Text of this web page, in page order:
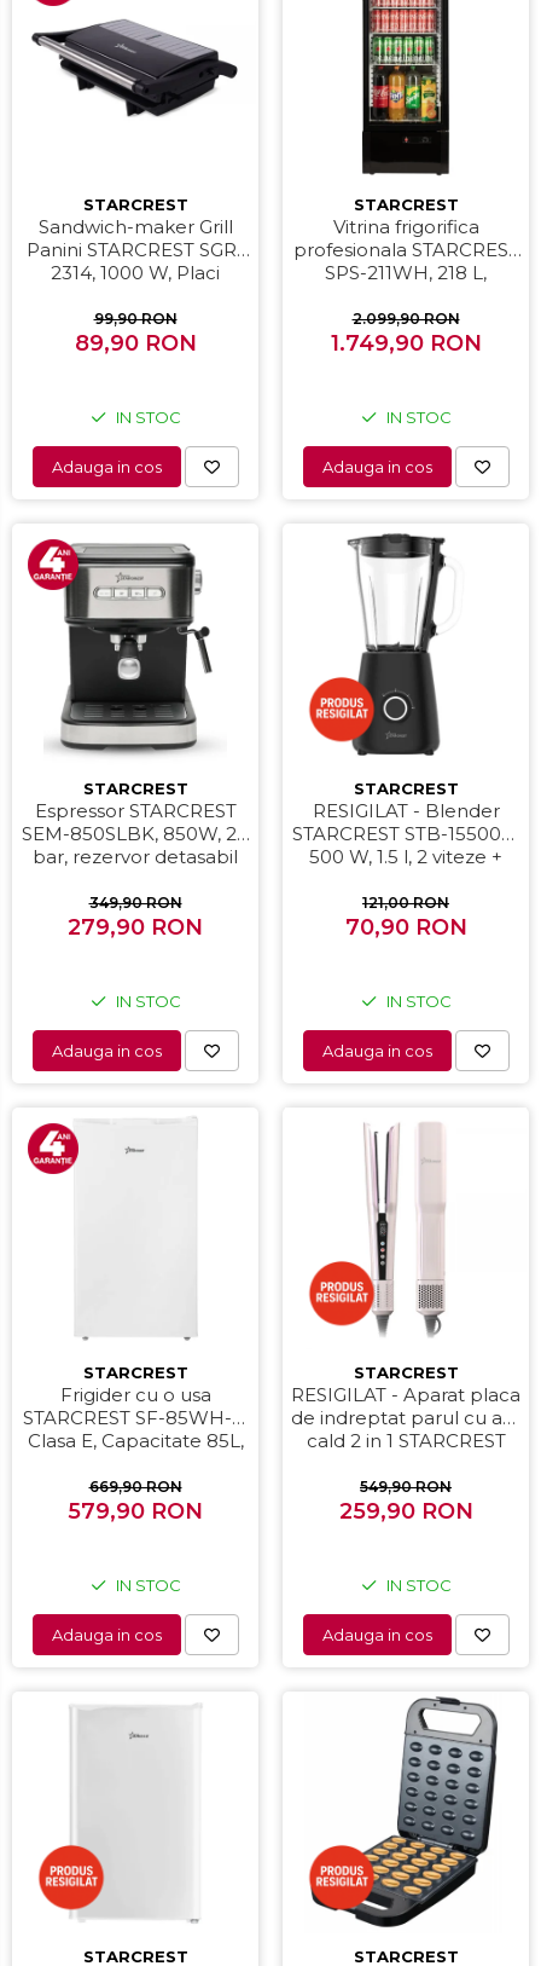
STARCREST
Sandwich-maker Grill
Panini STARCREST SGR-
2314, 1000 W, Placi
Deschidere 180°,
Suprafata de gatire 23 x
99,90 RON
89,90 RON
IN STOC
Adauga in cos
STARCREST
Vitrina frigorifica
profesionala STARCREST
SPS-211WH, 218 L,
Iluminare LED, H 141 cm,
Negru
2.099,90 RON
1.749,90 RON
IN STOC
Adauga in cos
STARCREST
Espressor STARCREST
SEM-850SLBK, 850W, 20
bar, rezervor detasabil
filtru dublu din inox,
Negru/Inox
349,90 RON
279,90 RON
IN STOC
Adauga in cos
STARCREST
RESIGILAT - Blender
STARCREST STB-15500B,
500 W, 1.5 l, 2 viteze +
121,00 RON
70,90 RON
IN STOC
Adauga in cos
STARCREST
Frigider cu o usa
STARCREST SF-85WH-E,
Clasa E, Capacitate 85L,
Compartiment gheata, H
82 cm, Alb
669,90 RON
579,90 RON
IN STOC
Adauga in cos
STARCREST
RESIGILAT - Aparat placa
de indreptat parul cu aer
cald 2 in 1 STARCREST
Uscare si indreptare,
Afisaj LCD, Tehnologie cu
Roz
549,90 RON
259,90 RON
IN STOC
Adauga in cos
STARCREST STARCREST